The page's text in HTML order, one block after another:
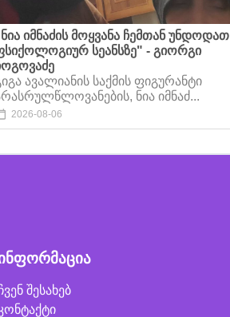
იმნაძის მოყვანა ჩემთან უნდოდათ
სეანსზე" - გიორგი
ავალიანის საქმის ფიგურანტი
ნია იმნაძ...
2026-08-06
ჩვენ შესახებ